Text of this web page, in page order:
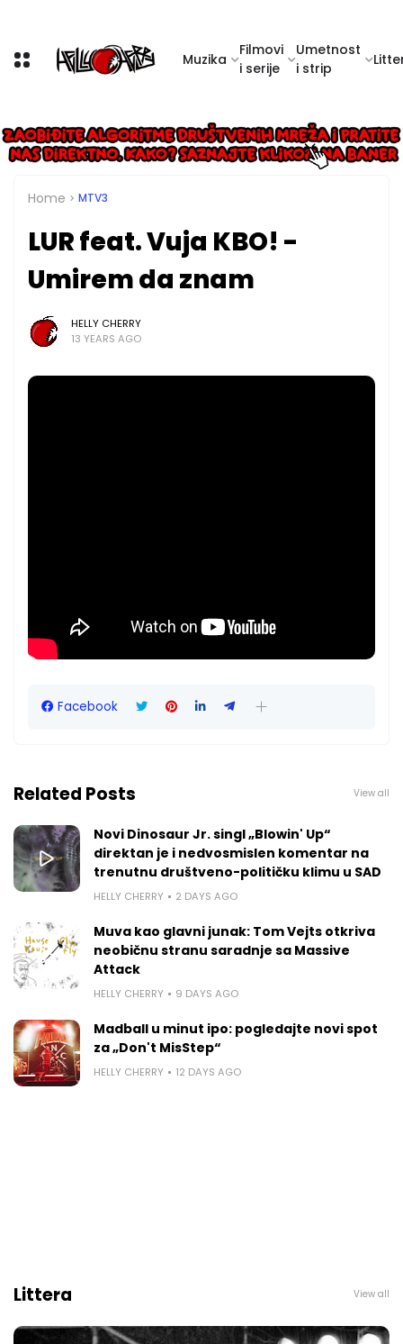
Muzika
Filmovi
i serije
Umetnost
i strip
Home MTV3
LUR feat. Vuja KBO! -
Umirem da znam
HELLY CHERRY
13 YEARS AGO
Facebook
Related Posts View all
Novi Dinosaur Jr. singl „Blowin' Up“
direktan je i nedvosmislen komentar na
trenutnu društveno-političku klimu u SAD
HELLY CHERRY 2 DAYS AGO
Muva kao glavni junak: Tom Vejts otkriva
neobičnu stranu saradnje sa Massive
Attack
HELLY CHERRY 9 DAYS AGO
Madball u minut ipo: pogledajte novi spot
za „Don't MisStep“
HELLY CHERRY 12 DAYS AGO
Littera View all